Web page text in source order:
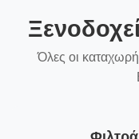
Όλες οι